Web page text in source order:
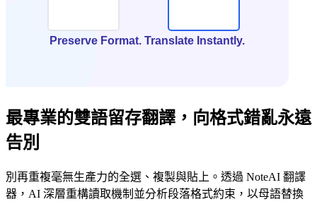
最專業的雙語留存翻譯，向格式錯亂永遠
告別
別再重複毫無生產力的全選、複製與貼上。透過 NoteAI 翻譯
器，AI 深層重構讀取機制並分析段落格式約束，以母語替換